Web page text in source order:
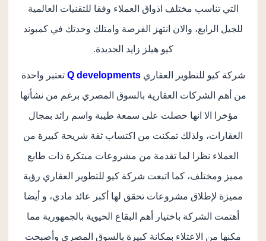
التي تناسب مختلف اذواق العملاء وفقا للتقنيات العالمية
للجيل الرابع، والان انتهز الفرصة وامتلك وحدتك في كمبوند
كيو هيلز زايد الجديدة.
شركة كيو للتطوير العقاريQ developments تعتبر واحدة
من أهم الشركات العقارية بالسوق المصري برغم من نشأتها
مؤخرا الا انها حصلت على سمعة طيبة واسم رائد بمجال
العقارات، ولذلك تمكنت من اكتساب ثقة شريحة كبيرة من
العملاء نظرا لما تقدمة من مشروعات مبتكرة ذات طابع
مميز ومختلف، كما اتبعت شركة كيو للتطوير العقاري رؤية
مميزة لإطلاق مشروعات تحقق لها أكبر عائد مادي، و أيضا
أهتمت الشركة باختيار أهم البقاع الحيوية بالجمهورية مما
مكنها من الاعتلاء بمكانة كبيرة بالسوق المصري وأصبحت